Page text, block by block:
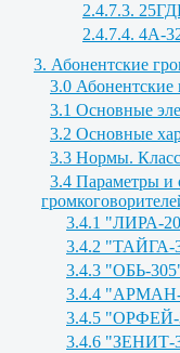
2.4.7.3.
2.4.7.4. 4А-
3. Абонентские
3.0 Абонентские
3.1 Основные
3.2 Основные
3.3 Нормы.
3.4 Параметры и
3.4.1 "ЛИРА-
3.4.2 "ТАЙГА-
3.4.3 "ОБЬ-
3.4.4
3.4.5 "ОРФЕЙ-
3.4.6 "ЗЕНИТ-